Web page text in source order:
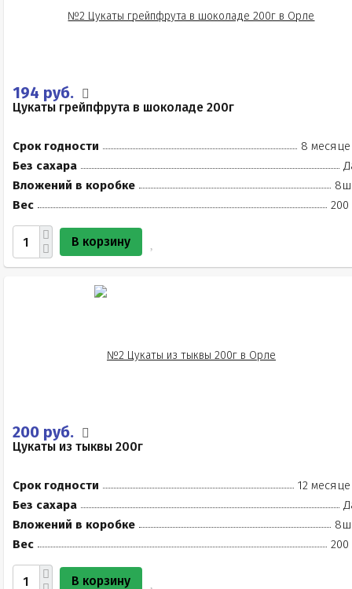
194 руб.
Цукаты грейпфрута в шоколаде 200г
Срок годности
8
Без сахара
Вложений в коробке
Вес
200
В корзину
200 руб.
Цукаты из тыквы 200г
Срок годности
12
Без сахара
Вложений в коробке
Вес
200
В корзину